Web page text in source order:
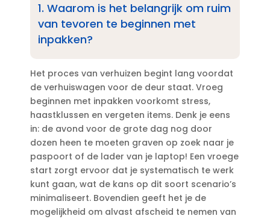
1.​ Waarom is het belangrijk om ruim
van tevoren te beginnen met
inpakken?
Het proces van verhuizen begint lang voordat
de verhuiswagen voor de deur staat.​ Vroeg
beginnen met inpakken voorkomt stress,
haastklussen en vergeten items.​ Denk je eens
in: de avond voor de grote dag nog door
dozen heen te moeten graven op zoek naar je
paspoort of de lader van je laptop! Een vroege
start zorgt ervoor dat je systematisch te werk
kunt gaan, wat de kans op dit soort scenario’s
minimaliseert.​ Bovendien geeft het je de
mogelijkheid om alvast afscheid te nemen van